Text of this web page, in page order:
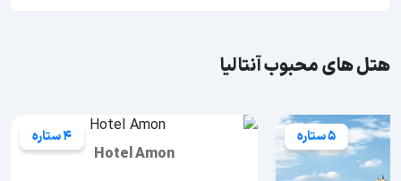
هتل های محبوب آنتالیا
5 ستاره 4 ستاره
Hotel Amon